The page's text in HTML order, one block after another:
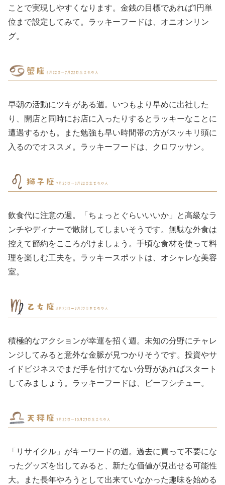
ことで実現しやすくなります。金銭の目標であれば1円単
位まで設定してみて。ラッキーフードは、オニオンリン
グ。
早朝の活動にツキがある週。いつもより早めに出社した
り、開店と同時にお店に入ったりするとラッキーなことに
遭遇するかも。また勉強も早い時間帯の方がスッキリ頭に
入るのでオススメ。ラッキーフードは、クロワッサン。
飲食代に注意の週。「ちょっとぐらいいいか」と高級なラ
ンチやディナーで散財してしまいそうです。無駄な外食は
控えて節約をこころがけましょう。手頃な食材を使って料
理を楽しむ工夫を。ラッキースポットは、オシャレな美容
室。
積極的なアクションが幸運を招く週。未知の分野にチャレ
ンジしてみると意外な金脈が見つかりそうです。投資やサ
イドビジネスでまだ手を付けてない分野があればスタート
してみましょう。ラッキーフードは、ビーフシチュー。
「リサイクル」がキーワードの週。過去に買って不要にな
ったグッズを出してみると、新たな価値が見出せる可能性
大。また長年やろうとして出来ていなかった趣味を始める